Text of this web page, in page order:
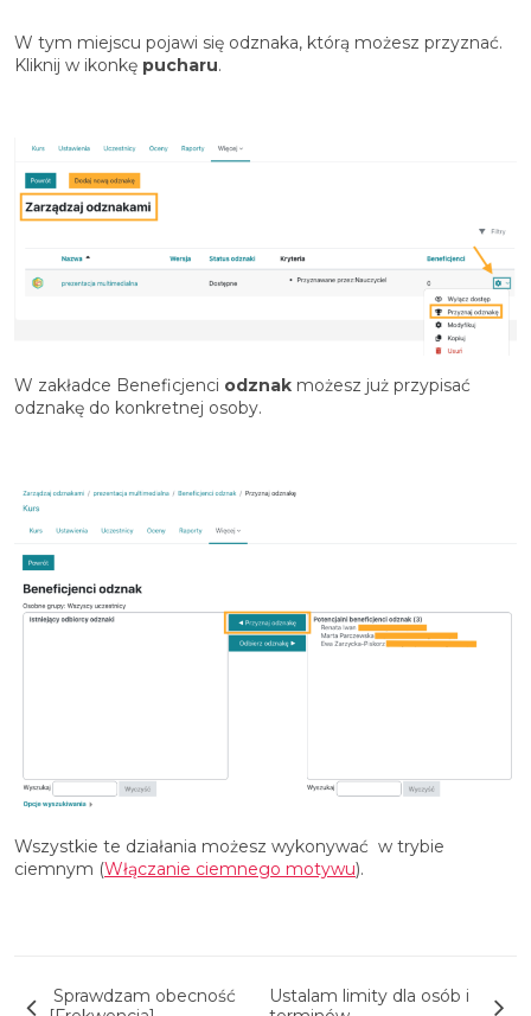
W tym miejscu pojawi się odznaka, którą możesz przyznać.
Kliknij w ikonkę pucharu.
W zakładce Beneficjenci odznak możesz już przypisać
odznakę do konkretnej osoby.
Wszystkie te działania możesz wykonywać w trybie
ciemnym (Włączanie ciemnego motywu).
Sprawdzam obecność
Ustalam limity dla osób i